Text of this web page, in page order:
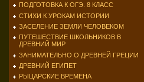
ПОДГОТОВКА К ОГЭ. 8 КЛАСС
СТИХИ К УРОКАМ ИСТОРИИ
ЗАСЕЛЕНИЕ ЗЕМЛИ ЧЕЛОВЕКОМ
ПУТЕШЕСТВИЕ ШКОЛЬНИКОВ В
ДРЕВНИЙ МИР
ЗАНИМАТЕЛЬНО О ДРЕВНЕЙ ГРЕЦИИ
ДРЕВНИЙ ЕГИПЕТ
РЫЦАРСКИЕ ВРЕМЕНА